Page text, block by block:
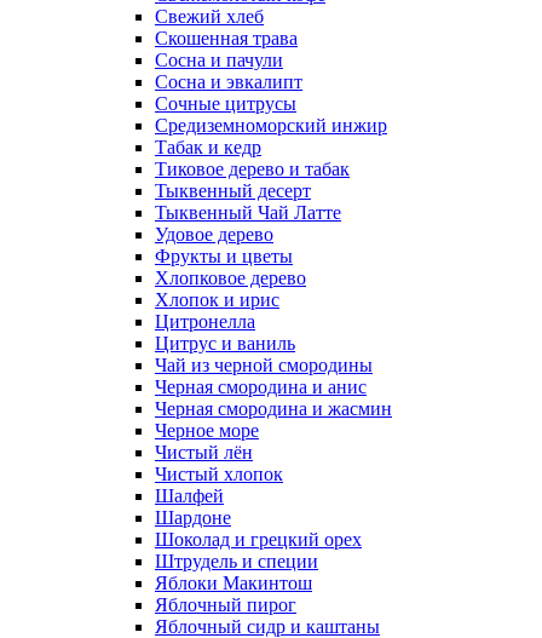
Свежий хлеб
Скошенная трава
Сосна и пачули
Сосна и эвкалипт
Сочные цитрусы
Средиземноморский инжир
Табак и кедр
Тиковое дерево и табак
Тыквенный десерт
Тыквенный Чай Латте
Удовое дерево
Фрукты и цветы
Хлопковое дерево
Хлопок и ирис
Цитронелла
Цитрус и ваниль
Чай из черной смородины
Черная смородина и анис
Черная смородина и жасмин
Черное море
Чистый лён
Чистый хлопок
Шалфей
Шардоне
Шоколад и грецкий орех
Штрудель и специи
Яблоки Макинтош
Яблочный пирог
Яблочный сидр и каштаны